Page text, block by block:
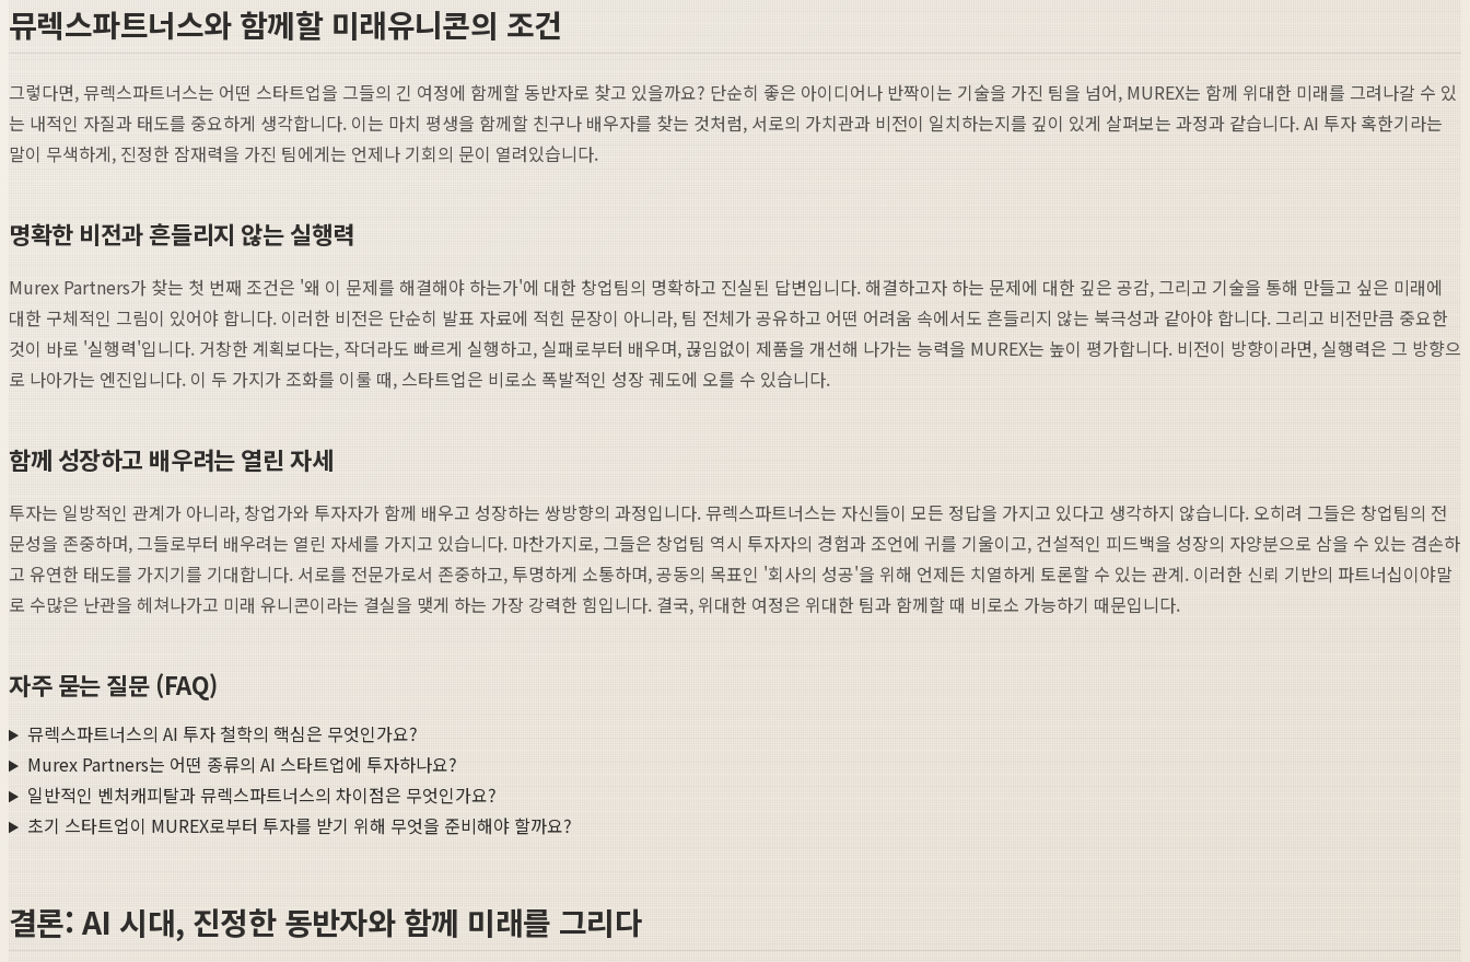
뮤렉스파트너스와 함께할 미래유니콘의 조건
그렇다면, 뮤렉스파트너스는 어떤 스타트업을 그들의 긴 여정에 함께할 동반자로 찾고 있을까요? 단순히 좋은 아이디어나 반짝이는 기술을 가진 팀을 넘어, MUREX는 함께 위대한 미래를 그려나갈 수 있
는 내적인 자질과 태도를 중요하게 생각합니다. 이는 마치 평생을 함께할 친구나 배우자를 찾는 것처럼, 서로의 가치관과 비전이 일치하는지를 깊이 있게 살펴보는 과정과 같습니다. AI 투자 혹한기라는
말이 무색하게, 진정한 잠재력을 가진 팀에게는 언제나 기회의 문이 열려있습니다.
명확한 비전과 흔들리지 않는 실행력
Murex Partners가 찾는 첫 번째 조건은 '왜 이 문제를 해결해야 하는가'에 대한 창업팀의 명확하고 진실된 답변입니다. 해결하고자 하는 문제에 대한 깊은 공감, 그리고 기술을 통해 만들고 싶은 미래에
대한 구체적인 그림이 있어야 합니다. 이러한 비전은 단순히 발표 자료에 적힌 문장이 아니라, 팀 전체가 공유하고 어떤 어려움 속에서도 흔들리지 않는 북극성과 같아야 합니다. 그리고 비전만큼 중요한
것이 바로 '실행력'입니다. 거창한 계획보다는, 작더라도 빠르게 실행하고, 실패로부터 배우며, 끊임없이 제품을 개선해 나가는 능력을 MUREX는 높이 평가합니다. 비전이 방향이라면, 실행력은 그 방향으
로 나아가는 엔진입니다. 이 두 가지가 조화를 이룰 때, 스타트업은 비로소 폭발적인 성장 궤도에 오를 수 있습니다.
함께 성장하고 배우려는 열린 자세
투자는 일방적인 관계가 아니라, 창업가와 투자자가 함께 배우고 성장하는 쌍방향의 과정입니다. 뮤렉스파트너스는 자신들이 모든 정답을 가지고 있다고 생각하지 않습니다. 오히려 그들은 창업팀의 전
문성을 존중하며, 그들로부터 배우려는 열린 자세를 가지고 있습니다. 마찬가지로, 그들은 창업팀 역시 투자자의 경험과 조언에 귀를 기울이고, 건설적인 피드백을 성장의 자양분으로 삼을 수 있는 겸손하
고 유연한 태도를 가지기를 기대합니다. 서로를 전문가로서 존중하고, 투명하게 소통하며, 공동의 목표인 '회사의 성공'을 위해 언제든 치열하게 토론할 수 있는 관계. 이러한 신뢰 기반의 파트너십이야말
로 수많은 난관을 헤쳐나가고 미래 유니콘이라는 결실을 맺게 하는 가장 강력한 힘입니다. 결국, 위대한 여정은 위대한 팀과 함께할 때 비로소 가능하기 때문입니다.
자주 묻는 질문 (FAQ)
뮤렉스파트너스의 AI 투자 철학의 핵심은 무엇인가요?
Murex Partners는 어떤 종류의 AI 스타트업에 투자하나요?
일반적인 벤처캐피탈과 뮤렉스파트너스의 차이점은 무엇인가요?
초기 스타트업이 MUREX로부터 투자를 받기 위해 무엇을 준비해야 할까요?
결론: AI 시대, 진정한 동반자와 함께 미래를 그리다